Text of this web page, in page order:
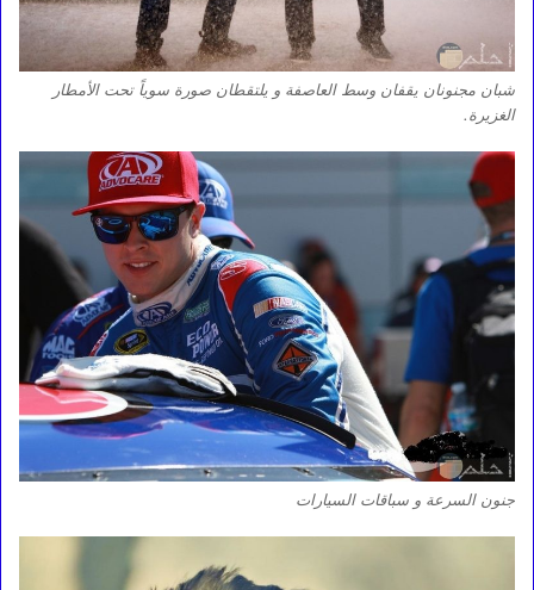
شبان مجنونان يقفان وسط العاصفة و يلتقطان صورة سوياً تحت الأمطار
الغزيرة.
جنون السرعة و سباقات السيارات